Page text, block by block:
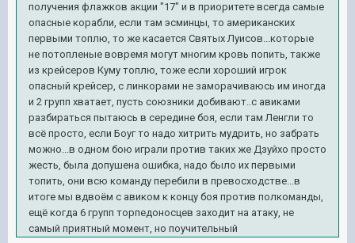
получения флажков акции "17" и в приоритете всегда самые
опасные корабли, если там эсминцы, то американских
первыми топлю, то же касается Святых Луисов...которые
не потопленые вовремя могут многим кровь попить, также
из крейсеров Куму топлю, тоже если хороший игрок
опасный крейсер, с линкорами не заморачиваюсь им иногда
и 2 групп хватает, пусть союзники добивают..с авиками
разбираться пытаюсь в середине боя, если там Ленгли то
всё просто, если Боуг то надо хитрить мудрить, но забрать
можно...в одном бою играли против таких же Дзуйхо просто
жесть, была допушена ошибка, надо было их первыми
топить, они всю команду перебили в превосходстве...в
итоге мы вдвоём с авиком к концу боя против полкоманды,
ещё когда 6 групп торпедоносцев заходит на атаку, не
самый приятный момент, но поучительный